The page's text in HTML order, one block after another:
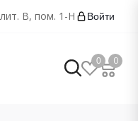
В, пом. 1-Н Войти
0 0